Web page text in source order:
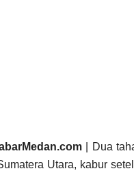
| Dua
Utara, kabur